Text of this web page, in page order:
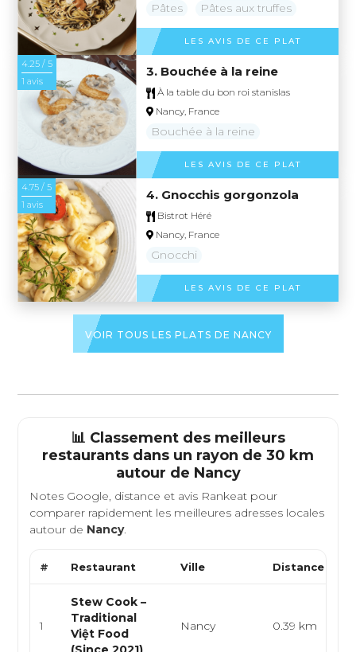
Pâtes Pâtes aux truffes
LES AVIS DE CE PLAT
4.25 / 5
1 avis
3. Bouchée à la reine
À la table du bon roi stanislas
Nancy, France
Bouchée à la reine
LES AVIS DE CE PLAT
4.75 / 5
1 avis
4. Gnocchis gorgonzola
Bistrot Héré
Nancy, France
Gnocchi
LES AVIS DE CE PLAT
VOIR TOUS LES PLATS DE NANCY
📊 Classement des meilleurs
restaurants dans un rayon de 30 km
autour de Nancy
Notes Google, distance et avis Rankeat pour
comparer rapidement les meilleures adresses locales
autour de Nancy.
# Restaurant Ville Distance
1
Stew Cook –
Traditional
Việt Food
Nancy 0.39 km